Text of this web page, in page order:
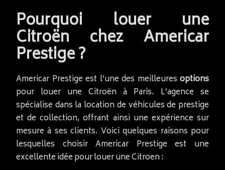
Pourquoi louer une
Citroën chez Americar
Prestige ?
Americar Prestige est l’une des meilleures options
pour louer une Citroën à Paris. L’agence se
spécialise dans la location de véhicules de prestige
et de collection, offrant ainsi une expérience sur
mesure à ses clients. Voici quelques raisons pour
lesquelles choisir Americar Prestige est une
excellente idée pour louer une Citroen :